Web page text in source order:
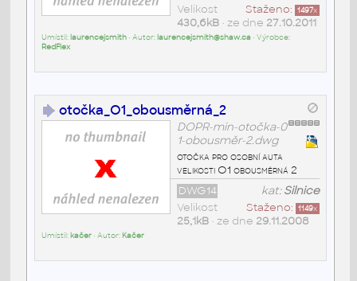
Staženo: 1497x
Velikost
430,6kB• ze dne 27.10.2011
Umístil: laurencejsmith• Autor: laurencejsmith@shaw.ca • Výrobce:
RedFlex
otočka_O1_obousměrná_2
DOPR-min-otočka-0
1-obousměr-2.dwg
otočka pro osobní auta
velikosti O1 obousměrná 2
kat:Silnice
DWG14
Staženo: 1149x
Velikost
25,1kB• ze dne 29.11.2008
Umístil: kačer• Autor: Kačer